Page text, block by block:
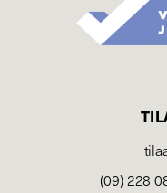
(09) 228